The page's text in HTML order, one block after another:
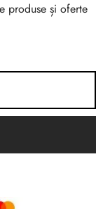
produse și oferte